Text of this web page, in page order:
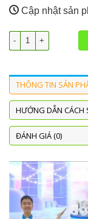
Cập nhật sản
Cleanbait Power số
THÔNG TIN SẢN
HƯỚNG DẪN CÁCH
ĐÁNH GIÁ (0)